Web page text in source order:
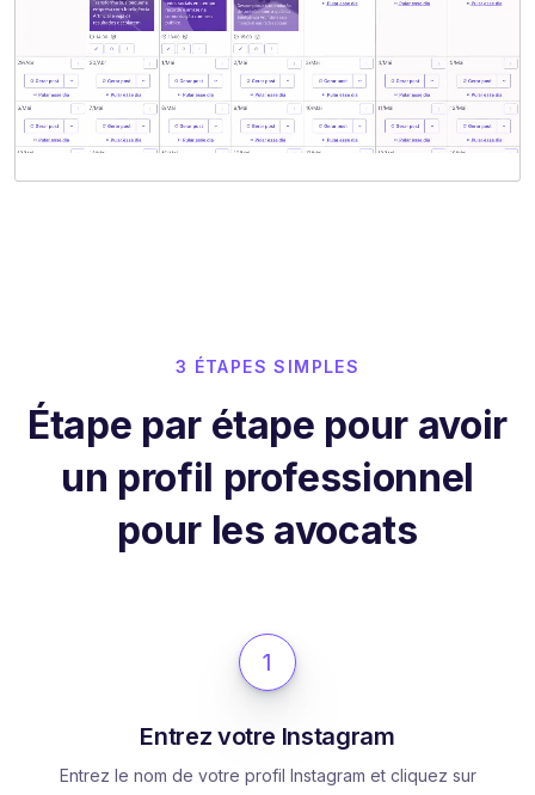
3 ÉTAPES SIMPLES
Étape par étape pour avoir
un profil professionnel
pour les avocats
1
Entrez votre Instagram
Entrez le nom de votre profil Instagram et cliquez sur